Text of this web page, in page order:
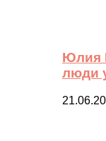
Юлия
люди